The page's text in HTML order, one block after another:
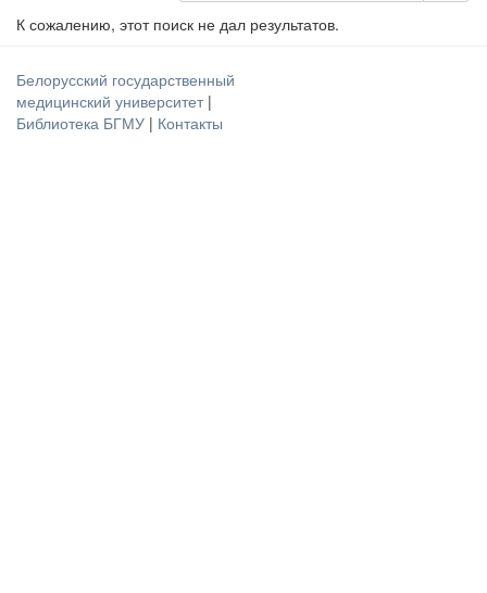
К сожалению, этот поиск не дал результатов.
Белорусский государственный
медицинский университет |
Библиотека БГМУ | Контакты